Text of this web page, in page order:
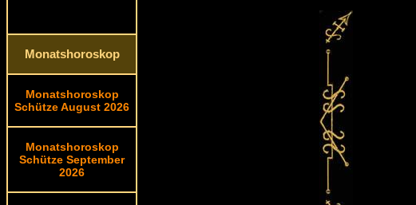
Monatshoroskop
Monatshoroskop
Schütze August 2026
Monatshoroskop
Schütze September
2026